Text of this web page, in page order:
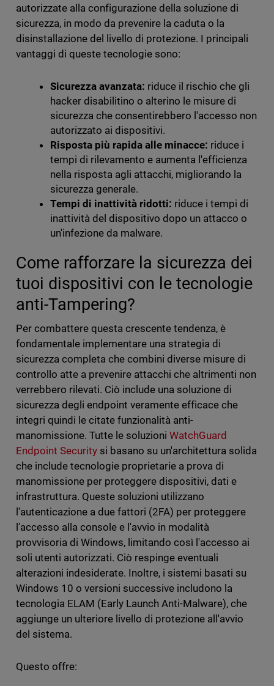
autorizzate alla configurazione della soluzione di
sicurezza, in modo da prevenire la caduta o la
disinstallazione del livello di protezione. I principali
vantaggi di queste tecnologie sono:
Sicurezza avanzata: riduce il rischio che gli
hacker disabilitino o alterino le misure di
sicurezza che consentirebbero l'accesso non
autorizzato ai dispositivi.
Risposta più rapida alle minacce: riduce i
tempi di rilevamento e aumenta l'efficienza
nella risposta agli attacchi, migliorando la
sicurezza generale.
Tempi di inattività ridotti: riduce i tempi di
inattività del dispositivo dopo un attacco o
un'infezione da malware.
Come rafforzare la sicurezza dei
tuoi dispositivi con le tecnologie
anti-Tampering?
Per combattere questa crescente tendenza, è
fondamentale implementare una strategia di
sicurezza completa che combini diverse misure di
controllo atte a prevenire attacchi che altrimenti non
verrebbero rilevati. Ciò include una soluzione di
sicurezza degli endpoint veramente efficace che
integri quindi le citate funzionalità anti-
manomissione. Tutte le soluzioniWatchGuard
Endpoint Securitysi basano su un'architettura solida
che include tecnologie proprietarie a prova di
manomissione per proteggere dispositivi, dati e
infrastruttura. Queste soluzioni utilizzano
l'autenticazione a due fattori (2FA) per proteggere
l'accesso alla console e l'avvio in modalità
provvisoria di Windows, limitando così l'accesso ai
soli utenti autorizzati. Ciò respinge eventuali
alterazioni indesiderate. Inoltre, i sistemi basati su
Windows 10 o versioni successive includono la
tecnologia ELAM (Early Launch Anti-Malware), che
aggiunge un ulteriore livello di protezione all'avvio
del sistema.
Questo offre: